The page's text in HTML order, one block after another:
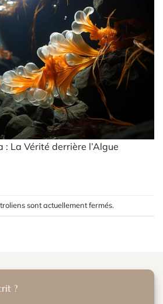
La Vérité derrière l’Algue
sont actuellement fermés.
?